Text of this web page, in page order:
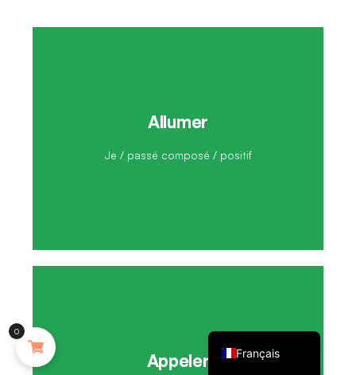
Allumer
Je / passé composé / positif
Appeler
0
Français